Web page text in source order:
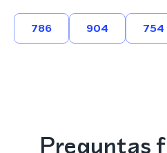
786 904 754
Preguntas